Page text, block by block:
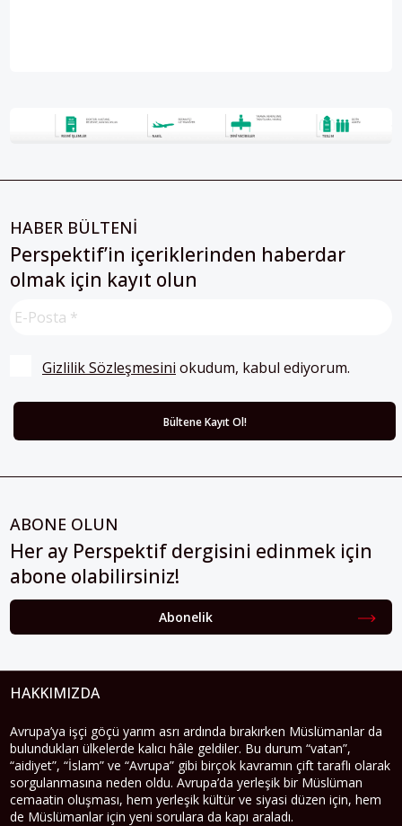
HABER BÜLTENİ
Perspektif’in içeriklerinden haberdar
olmak için kayıt olun
Gizlilik Sözleşmesini okudum, kabul ediyorum.
ABONE OLUN
Her ay Perspektif dergisini edinmek için
abone olabilirsiniz!
Abonelik
HAKKIMIZDA
Avrupa’ya işçi göçü yarım asrı ardında bırakırken Müslümanlar da
bulundukları ülkelerde kalıcı hâle geldiler. Bu durum “vatan”,
“aidiyet”, “İslam” ve “Avrupa” gibi birçok kavramın çift taraflı olarak
sorgulanmasına neden oldu. Avrupa’da yerleşik bir Müslüman
cemaatin oluşması, hem yerleşik kültür ve siyasi düzen için, hem
de Müslümanlar için yeni sorulara da kapı araladı.